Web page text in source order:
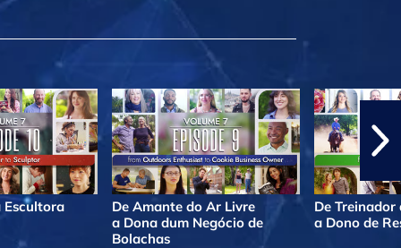
Escultora
De Amante do Ar Livre
a Dona dum Negócio de
Bolachas
De Treinador
a Dono de